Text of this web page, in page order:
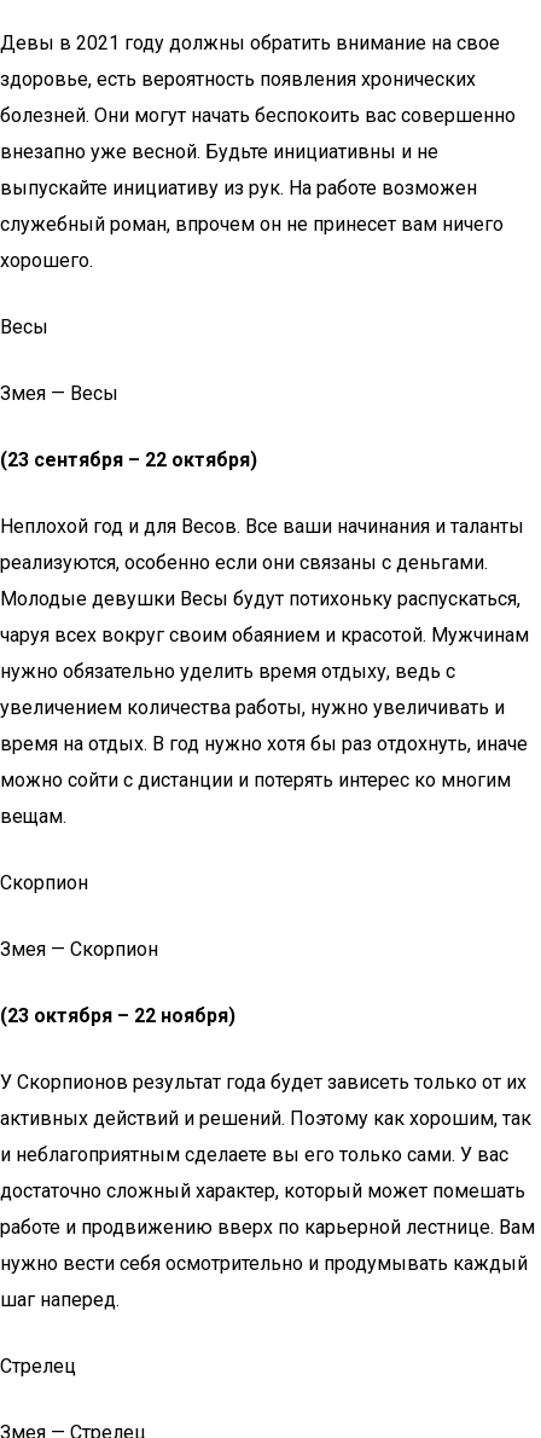
Девы в 2021 году должны обратить внимание на свое
здоровье, есть вероятность появления хронических
болезней. Они могут начать беспокоить вас совершенно
внезапно уже весной. Будьте инициативны и не
выпускайте инициативу из рук. На работе возможен
служебный роман, впрочем он не принесет вам ничего
хорошего.
Весы
Змея — Весы
(23 сентября – 22 октября)
Неплохой год и для Весов. Все ваши начинания и таланты
реализуются, особенно если они связаны с деньгами.
Молодые девушки Весы будут потихоньку распускаться,
чаруя всех вокруг своим обаянием и красотой. Мужчинам
нужно обязательно уделить время отдыху, ведь с
увеличением количества работы, нужно увеличивать и
время на отдых. В год нужно хотя бы раз отдохнуть, иначе
можно сойти с дистанции и потерять интерес ко многим
вещам.
Скорпион
Змея — Скорпион
(23 октября – 22 ноября)
У Скорпионов результат года будет зависеть только от их
активных действий и решений. Поэтому как хорошим, так
и неблагоприятным сделаете вы его только сами. У вас
достаточно сложный характер, который может помешать
работе и продвижению вверх по карьерной лестнице. Вам
нужно вести себя осмотрительно и продумывать каждый
шаг наперед.
Стрелец
Змея — Стрелец